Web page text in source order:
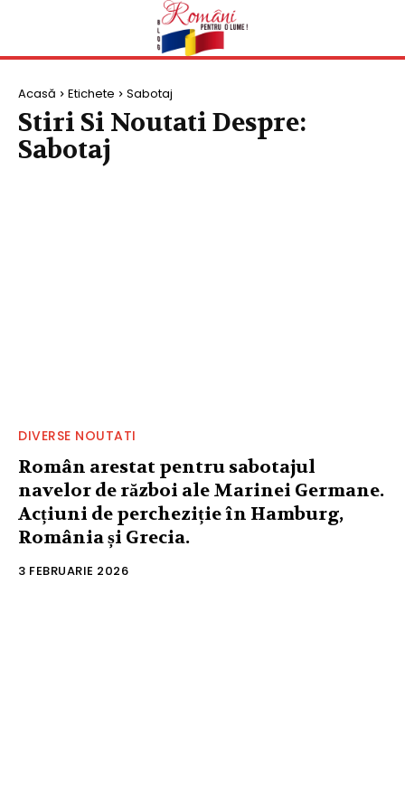
Acasă Etichete Sabotaj
Stiri Si Noutati Despre:
Sabotaj
DIVERSE NOUTATI
Român arestat pentru sabotajul
navelor de război ale Marinei Germane.
Acțiuni de percheziție în Hamburg,
România și Grecia.
3 FEBRUARIE 2026